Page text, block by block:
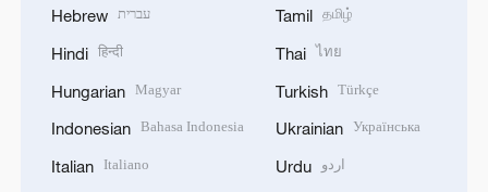
Hebrew עברית
Hindi हिन्दी
Hungarian Magyar
Indonesian Bahasa Indonesia
Italian Italiano
Tamil தமிழ்
Thai ไทย
Turkish Türkçe
Ukrainian Українська
Urdu اردو